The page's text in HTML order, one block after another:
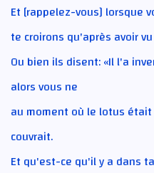
Et [rappelez-vous] lorsque
te croirons qu'après avoir
Ou bien ils disent: «Il l'a
alors vous ne
au moment où le lotus
couvrait.
Et qu'est-ce qu'il y a dans